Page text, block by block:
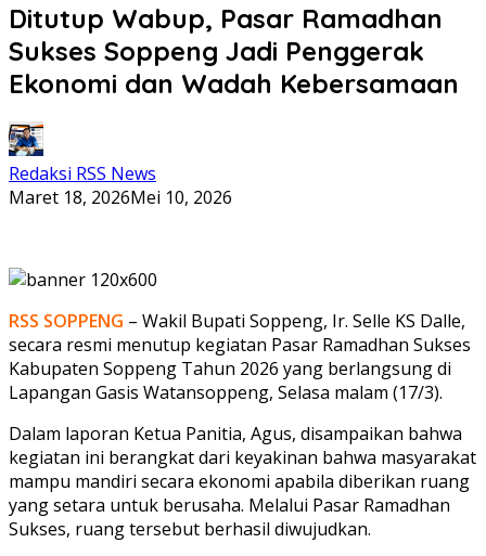
Ditutup Wabup, Pasar Ramadhan
Sukses Soppeng Jadi Penggerak
Ekonomi dan Wadah Kebersamaan
Redaksi RSS News
Maret 18, 2026Mei 10, 2026
RSS SOPPENG – Wakil Bupati Soppeng, Ir. Selle KS Dalle,
secara resmi menutup kegiatan Pasar Ramadhan Sukses
Kabupaten Soppeng Tahun 2026 yang berlangsung di
Lapangan Gasis Watansoppeng, Selasa malam (17/3).
Dalam laporan Ketua Panitia, Agus, disampaikan bahwa
kegiatan ini berangkat dari keyakinan bahwa masyarakat
mampu mandiri secara ekonomi apabila diberikan ruang
yang setara untuk berusaha. Melalui Pasar Ramadhan
Sukses, ruang tersebut berhasil diwujudkan.